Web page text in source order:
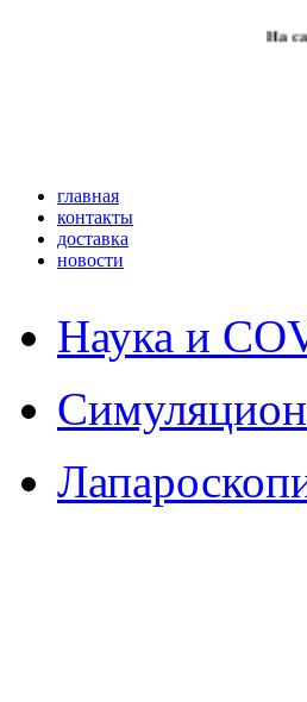
На сайте
главная
контакты
доставка
новости
Наука и